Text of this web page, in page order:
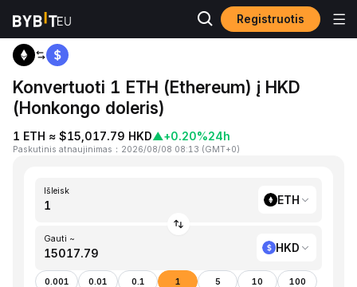
Registruotis
Pagrindinis
Konvertuoti 1 ETH (Ethereum) į HKD
(Honkongo doleris)
1 ETH ≈ $15,017.79 HKD▲+0.20%24h
Paskutinis atnaujinimas ： 2026/08/08 08:13 (GMT+0)
Išleisk
ETH
Gauti ~
HKD
0.001 0.01 0.1 1 5 10 100